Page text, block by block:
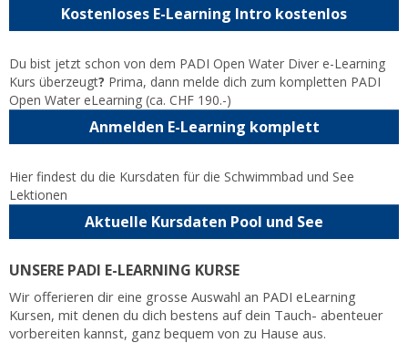
Kostenloses E-Learning Intro kostenlos
Du bist jetzt schon von dem PADI Open Water Diver e-Learning
Kurs überzeugt? Prima, dann melde dich zum kompletten PADI
Open Water eLearning (ca. CHF 190.-)
Anmelden E-Learning komplett
Hier findest du die Kursdaten für die Schwimmbad und See
Lektionen
Aktuelle Kursdaten Pool und See
UNSERE PADI E-LEARNING KURSE
Wir offerieren dir eine grosse Auswahl an PADI eLearning
Kursen, mit denen du dich bestens auf dein Tauch- abenteuer
vorbereiten kannst, ganz bequem von zu Hause aus.